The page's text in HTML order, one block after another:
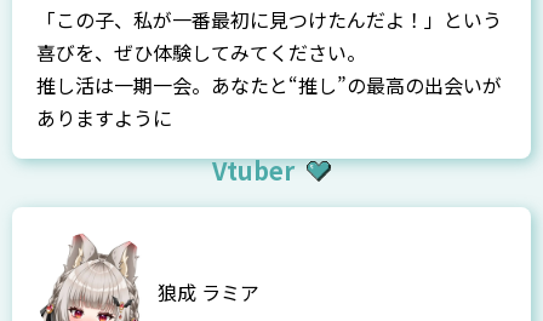
「この子、私が一番最初に見つけたんだよ！」という
喜びを、ぜひ体験してみてください。
推し活は一期一会。あなたと“推し”の最高の出会いが
ありますように
Vtuber
狼成 ラミア